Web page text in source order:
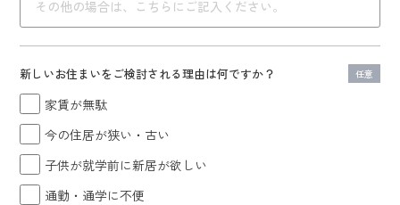
新しいお住まいをご検討される理由は何ですか？ 任意
家賃が無駄
今の住居が狭い・古い
子供が就学前に新居が欲しい
通勤・通学に不便